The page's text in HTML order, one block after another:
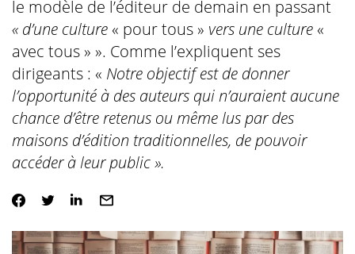
le modèle de l’éditeur de demain en passant
« d’une culture « pour tous » vers une culture «
avec tous » ». Comme l’expliquent ses
dirigeants : « Notre objectif est de donner
l’opportunité à des auteurs qui n’auraient aucune
chance d’être retenus ou même lus par des
maisons d’édition traditionnelles, de pouvoir
accéder à leur public ».